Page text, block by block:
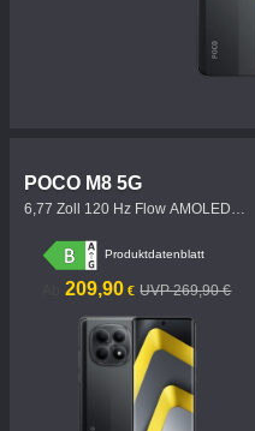
POCO M8 5G
6,77 Zoll 120 Hz Flow AMOLED-
Produktdatenblatt
209,90 €
Current Price €209.9UVP 269,90 €
UVP 269,90 €